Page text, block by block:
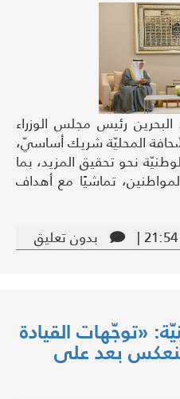
رئيس مجلس الوزراء
المحليّة شريك أساسيّ،
نحو تحقيق المزيد، بما
تماشيًا مع أهداف
بدون تعليق
«توجّهات القيادة
بعد على